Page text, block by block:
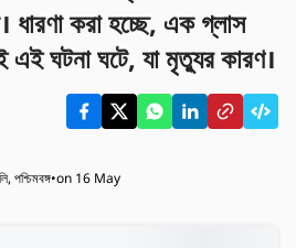
ধারণা করা হচ্ছে, এক গ্লাস
এই ঘটনা ঘটে, যা মৃত্যুর কারণ।
পশ্চিমবঙ্গ•on 16 May